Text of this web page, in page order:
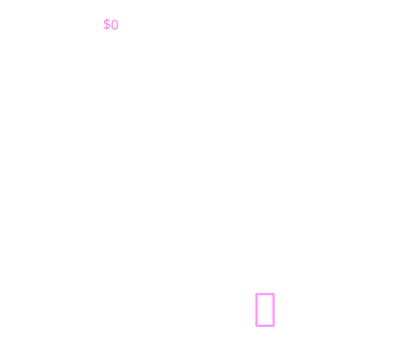
$0
